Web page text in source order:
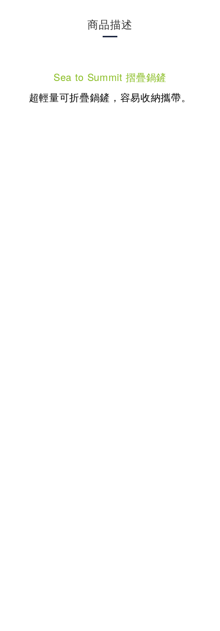
商品描述
Sea to Summit 摺疊鍋鏟
超輕量可折疊鍋鏟，容易收納攜帶。